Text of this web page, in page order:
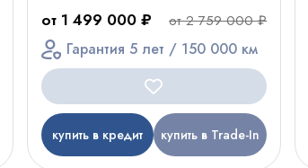
от 1 499 000 ₽ от 2 759 000 ₽
Гарантия 5 лет / 150 000 км
купить в кредит купить в Trade-In